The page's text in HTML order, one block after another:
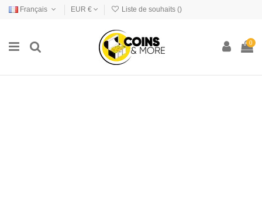
Français EUR € Liste de souhaits ()
0